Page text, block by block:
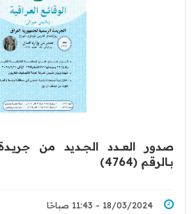
صدور العــــدد الجـــديد من جـريــدة
بــالرقم (4764)‏
18/03/2024 - 11:43 صباحًا